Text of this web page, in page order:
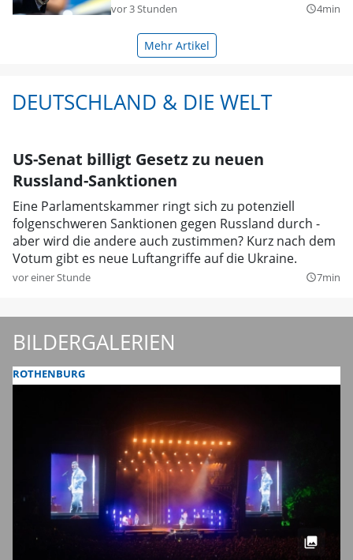
vor 3 Stunden query_builder4min
Mehr Artikel
DEUTSCHLAND & DIE WELT
US-Senat billigt Gesetz zu neuen
Russland-Sanktionen
Eine Parlamentskammer ringt sich zu potenziell
folgenschweren Sanktionen gegen Russland durch -
aber wird die andere auch zustimmen? Kurz nach dem
Votum gibt es neue Luftangriffe auf die Ukraine.
vor einer Stunde query_builder7min
BILDERGALERIEN
ROTHENBURG